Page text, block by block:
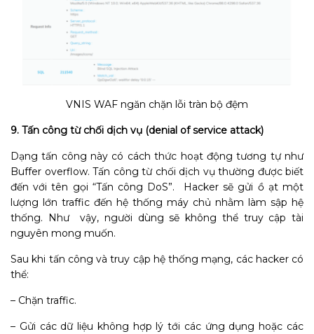
VNIS WAF ngăn chặn lỗi tràn bộ đệm
9. Tấn công từ chối dịch vụ (denial of service attack)
Dạng tấn công này có cách thức hoạt động tương tự như
Buffer overflow. Tấn công từ chối dịch vụ thường được biết
đến với tên gọi “Tấn công DoS”. Hacker sẽ gửi ồ ạt một
lượng lớn traffic đến hệ thống máy chủ nhằm làm sập hệ
thống. Như vậy, người dùng sẽ không thể truy cập tài
nguyên mong muốn.
Sau khi tấn công và truy cập hệ thống mạng, các hacker có
thể:
– Chặn traffic.
– Gửi các dữ liệu không hợp lý tới các ứng dụng hoặc các